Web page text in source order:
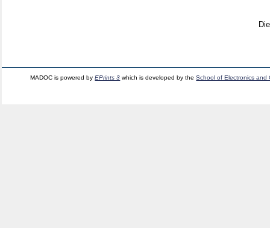
MADOC is powered byEPrints 3 which is developed by theSchool of Electronics and